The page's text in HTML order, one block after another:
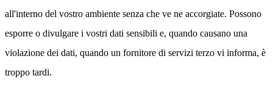
all'interno del vostro ambiente senza che ve ne accorgiate. Possono
esporre o divulgare i vostri dati sensibili e, quando causano una
violazione dei dati, quando un fornitore di servizi terzo vi informa, è
troppo tardi.